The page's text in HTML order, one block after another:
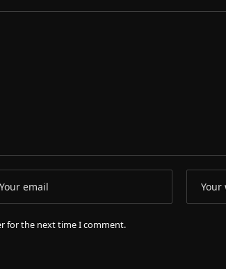
for the next time I comment.